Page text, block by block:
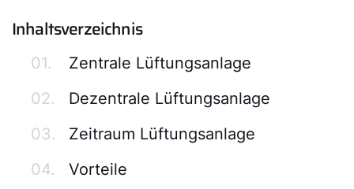
Inhaltsverzeichnis
01.
Zentrale Lüftungsanlage
02.
Dezentrale Lüftungsanlage
03.
Zeitraum Lüftungsanlage
04.
Vorteile